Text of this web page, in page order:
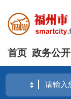
首页 政务公开